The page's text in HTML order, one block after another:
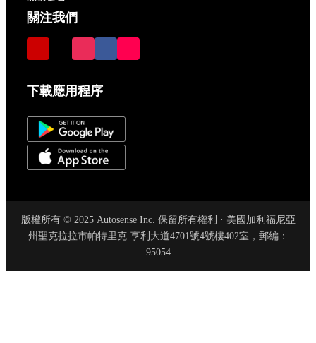
關注我們
下載應用程序
版權所有 © 2025 Autosense Inc. 保留所有權利 · 美國加利福尼亞
州聖克拉拉市帕特里克·亨利大道4701號4號樓402室，郵編：
95054